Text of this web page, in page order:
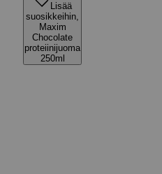
Lisää
suosikkeihin,
Maxim
Chocolate
proteiinijuoma
250ml